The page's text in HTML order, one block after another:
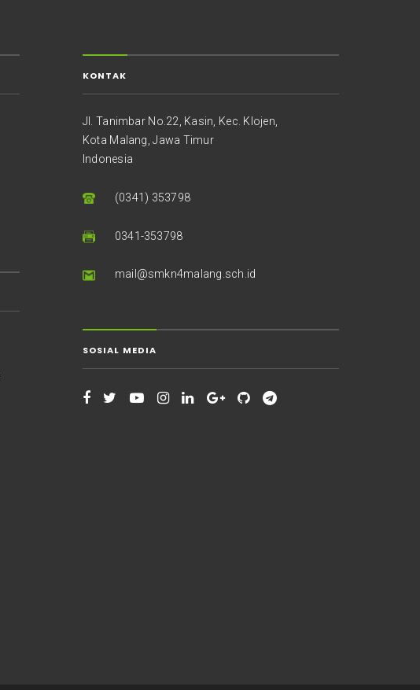
KONTAK
Jl. Tanimbar No.22, Kasin, Kec. Klojen,
Kota Malang, Jawa Timur
Indonesia
(0341) 353798
0341-353798
mail@smkn4malang.sch.id
SOSIAL MEDIA